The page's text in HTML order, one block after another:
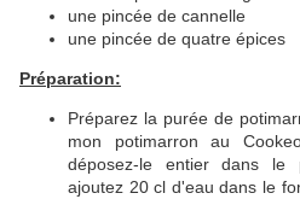
une pincée de cannelle
une pincée de quatre épices
Préparation:
Préparez la purée de
mon potimarron au
déposez-le entier dans le
ajoutez 20 cl d'eau dans le